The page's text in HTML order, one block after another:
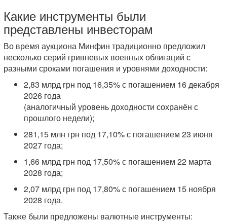
Какие инструменты были
представлены инвесторам
Во время аукциона Минфин традиционно предложил
несколько серий гривневых военных облигаций с
разными сроками погашения и уровнями доходности:
2,83 млрд грн под 16,35% с погашением 16 декабря
2026 года
(аналогичный уровень доходности сохранён с
прошлого недели);
281,15 млн грн под 17,10% с погашением 23 июня
2027 года;
1,66 млрд грн под 17,50% с погашением 22 марта
2028 года;
2,07 млрд грн под 17,80% с погашением 15 ноября
2028 года.
Также были предложены валютные инструменты: